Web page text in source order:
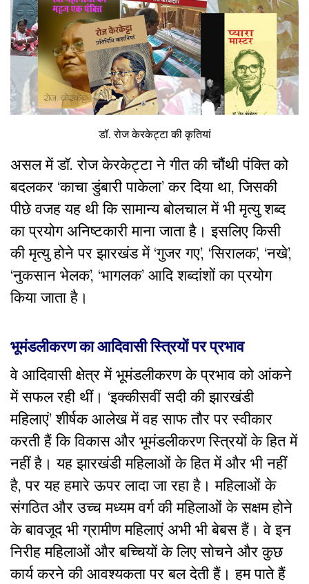
डॉ. रोज केरकेट्टा की कृतियां
असल में डॉ. रोज केरकेट्टा ने गीत की चौंथी पंक्ति को
बदलकर ‘काचा डुंबारी पाकेला’ कर दिया था, जिसकी
पीछे वजह यह थी कि सामान्य बोलचाल में भी मृत्यु शब्द
का प्रयोग अनिष्टकारी माना जाता है। इसलिए किसी
की मृत्यु होने पर झारखंड में ‘गुजर गए’, ‘सिरालक’, ‘नखे’,
‘नुकसान भेलक’, ‘भागलक’ आदि शब्दांशों का प्रयोग
किया जाता है।
भूमंडलीकरण का आदिवासी स्त्रियों पर प्रभाव
वे आदिवासी क्षेत्र में भूमंडलीकरण के प्रभाव को आंकने
में सफल रही थीं। ‘इक्कीसवीं सदी की झारखंडी
महिलाएं’ शीर्षक आलेख में वह साफ तौर पर स्वीकार
करती हैं कि विकास और भूमंडलीकरण स्त्रियों के हित में
नहीं है। यह झारखंडी महिलाओं के हित में और भी नहीं
है, पर यह हमारे ऊपर लादा जा रहा है। महिलाओं के
संगठित और उच्च मध्यम वर्ग की महिलाओं के सक्षम होने
के बावजूद भी ग्रामीण महिलाएं अभी भी बेबस हैं। वे इन
निरीह महिलाओं और बच्चियों के लिए सोचने और कुछ
कार्य करने की आवश्यकता पर बल देती हैं। हम पाते हैं